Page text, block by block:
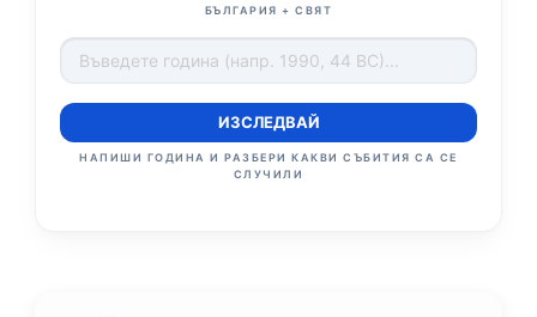
БЪЛГАРИЯ + СВЯТ
ИЗСЛЕДВАЙ
НАПИШИ ГОДИНА И РАЗБЕРИ КАКВИ СЪБИТИЯ СА СЕ
СЛУЧИЛИ